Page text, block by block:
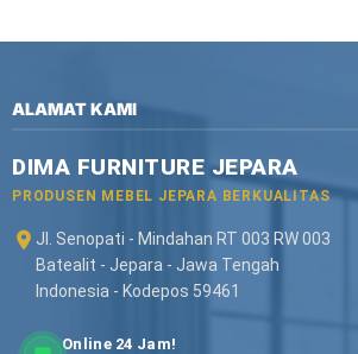
ALAMAT KAMI
DIMA FURNITURE JEPARA
PRODUSEN MEBEL JEPARA BERKUALITAS
Jl. Senopati - Mindahan RT 003 RW 003
Batealit - Jepara - Jawa Tengah
Indonesia - Kodepos 59461
Online 24 Jam!